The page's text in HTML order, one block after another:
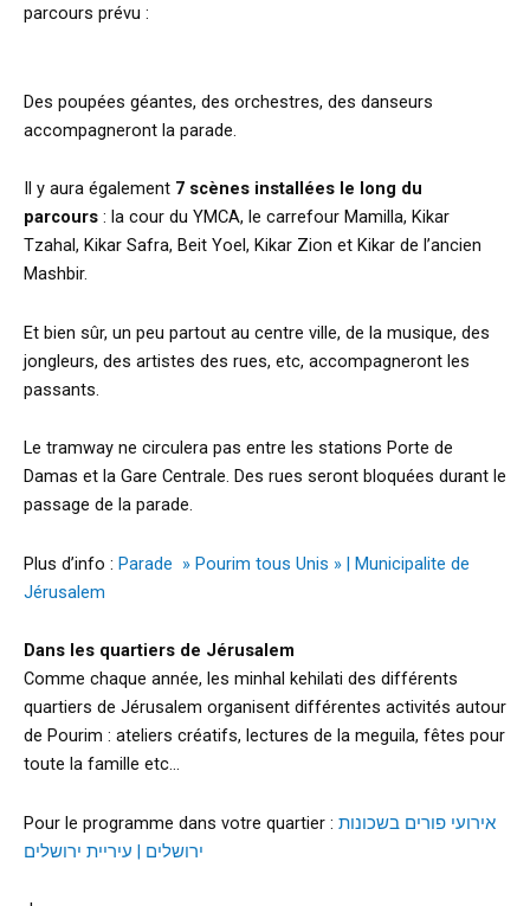
parcours prévu :
Des poupées géantes, des orchestres, des danseurs
accompagneront la parade.
Il y aura également 7 scènes installées le long du
parcours : la cour du YMCA, le carrefour Mamilla, Kikar
Tzahal, Kikar Safra, Beit Yoel, Kikar Zion et Kikar de l’ancien
Mashbir.
Et bien sûr, un peu partout au centre ville, de la musique, des
jongleurs, des artistes des rues, etc, accompagneront les
passants.
Le tramway ne circulera pas entre les stations Porte de
Damas et la Gare Centrale. Des rues seront bloquées durant le
passage de la parade.
Plus d’info : Parade » Pourim tous Unis » | Municipalite de
Jérusalem
Dans les quartiers de Jérusalem
Comme chaque année, les minhal kehilati des différents
quartiers de Jérusalem organisent différentes activités autour
de Pourim : ateliers créatifs, lectures de la meguila, fêtes pour
toute la famille etc…
Pour le programme dans votre quartier : אירועי פורים בשכונות
ירושלים | עיריית ירושלים